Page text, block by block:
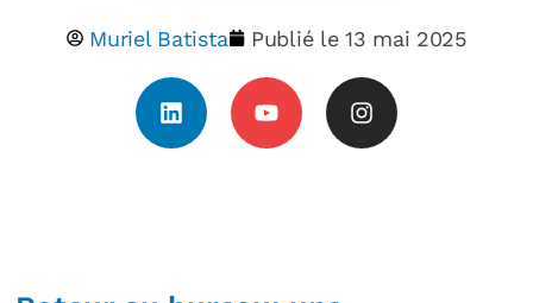
Muriel Batista Publié le 13 mai 2025